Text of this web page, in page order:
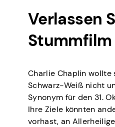
Verlassen
Stummfilm
Charlie Chaplin wollte
Schwarz-Weiß nicht
Synonym für den 31.
Ihre Ziele könnten
vorhast, an